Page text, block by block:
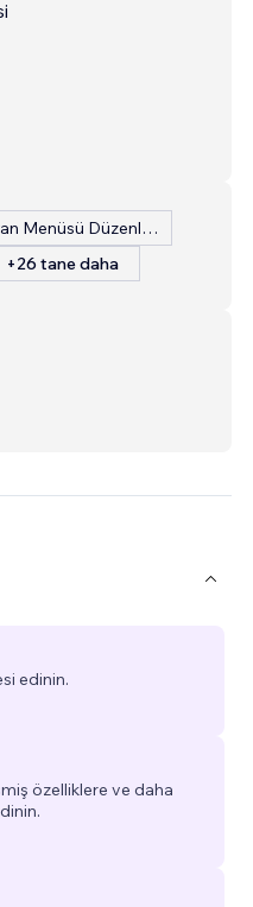
Restoran Menüsü Düzenleme
+26 tane daha
edinin.
özelliklere ve daha